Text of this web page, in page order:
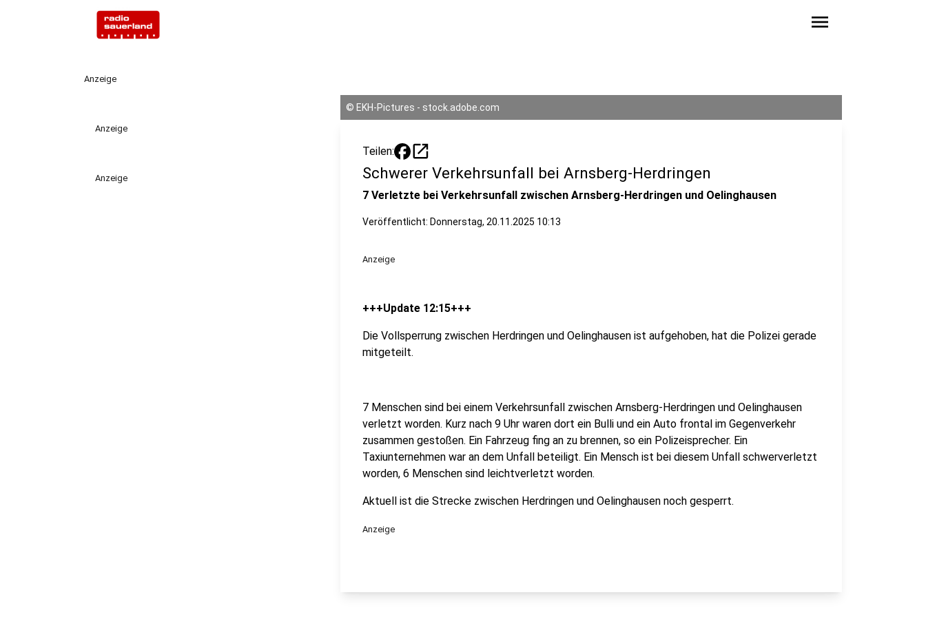
menu
Anzeige
Anzeige
Anzeige
© EKH-Pictures - stock.adobe.com
Teilen: open_in_new
Schwerer Verkehrsunfall bei Arnsberg-Herdringen
7 Verletzte bei Verkehrsunfall zwischen Arnsberg-Herdringen und Oelinghausen
Veröffentlicht: Donnerstag, 20.11.2025 10:13
Anzeige
+++Update 12:15+++
Die Vollsperrung zwischen Herdringen und Oelinghausen ist aufgehoben, hat die Polizei gerade
mitgeteilt.
7 Menschen sind bei einem Verkehrsunfall zwischen Arnsberg-Herdringen und Oelinghausen
verletzt worden. Kurz nach 9 Uhr waren dort ein Bulli und ein Auto frontal im Gegenverkehr
zusammen gestoßen. Ein Fahrzeug fing an zu brennen, so ein Polizeisprecher. Ein
Taxiunternehmen war an dem Unfall beteiligt. Ein Mensch ist bei diesem Unfall schwerverletzt
worden, 6 Menschen sind leichtverletzt worden.
Aktuell ist die Strecke zwischen Herdringen und Oelinghausen noch gesperrt.
Anzeige